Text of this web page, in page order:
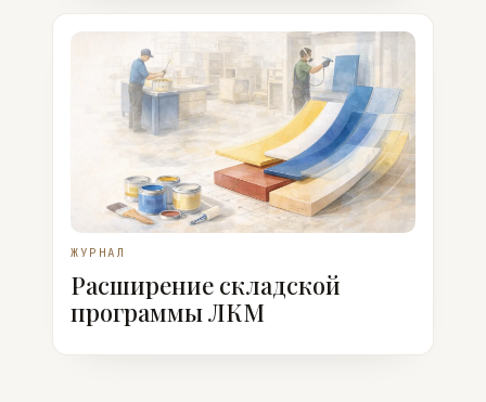
ЖУРНАЛ
Расширение складской
программы ЛКМ